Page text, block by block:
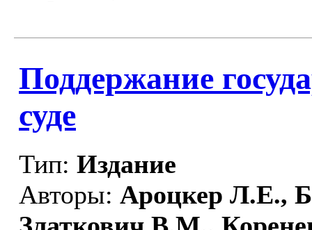
Поддержание
суде
Тип: Издание
Авторы: Ароцкер Л.Е.,